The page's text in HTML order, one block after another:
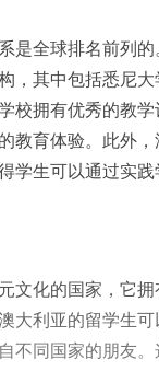
是全球排名前列
，其中包括悉尼
校拥有优秀的教
教育体验。此外
学生可以通过实
文化的国家，它拥
大利亚的留学生
不同国家的朋友